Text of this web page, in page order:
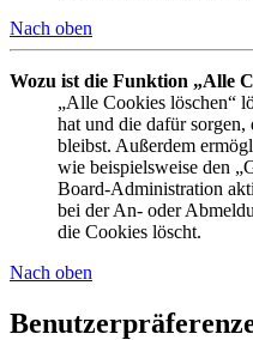
Nach oben
Wozu ist die Funktion „Alle
„Alle Cookies löschen“
hat und die dafür sorgen,
bleibst. Außerdem
wie beispielsweise den
Board-Administration
bei der An- oder
die Cookies löscht.
Nach oben